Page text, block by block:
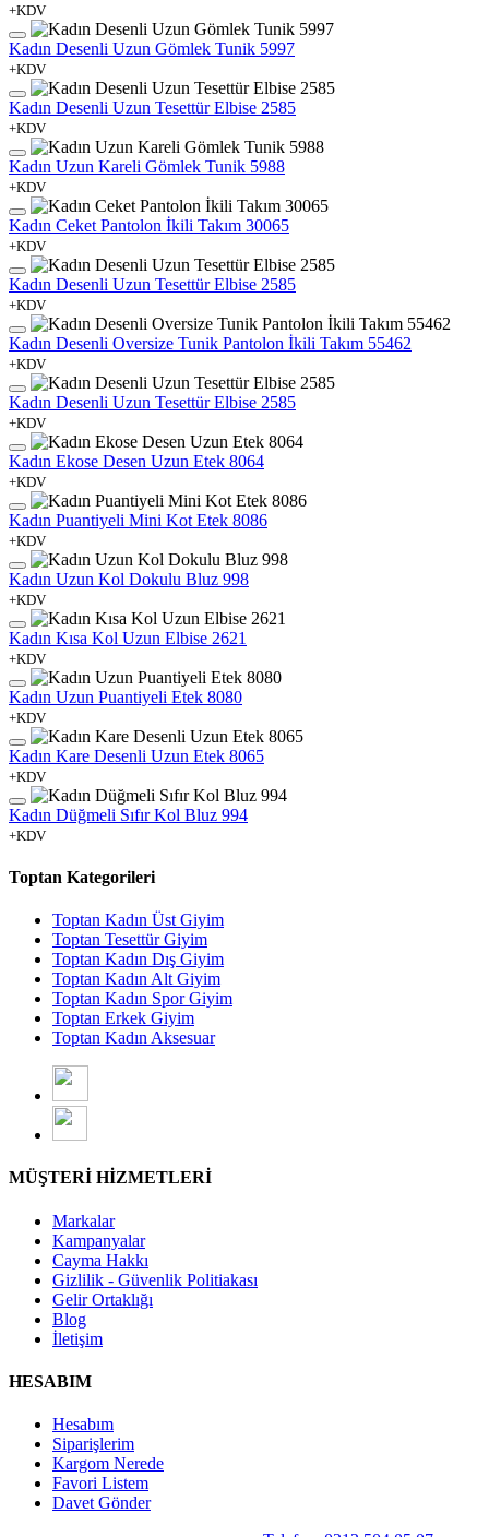
+KDV
Kadın Desenli Uzun Gömlek Tunik 5997
+KDV
Kadın Desenli Uzun Tesettür Elbise 2585
+KDV
Kadın Uzun Kareli Gömlek Tunik 5988
+KDV
Kadın Ceket Pantolon İkili Takım 30065
+KDV
Kadın Desenli Uzun Tesettür Elbise 2585
+KDV
Kadın Desenli Oversize Tunik Pantolon İkili Takım 55462
+KDV
Kadın Desenli Uzun Tesettür Elbise 2585
+KDV
Kadın Ekose Desen Uzun Etek 8064
+KDV
Kadın Puantiyeli Mini Kot Etek 8086
+KDV
Kadın Uzun Kol Dokulu Bluz 998
+KDV
Kadın Kısa Kol Uzun Elbise 2621
+KDV
Kadın Uzun Puantiyeli Etek 8080
+KDV
Kadın Kare Desenli Uzun Etek 8065
+KDV
Kadın Düğmeli Sıfır Kol Bluz 994
+KDV
Toptan Kategorileri
Toptan Kadın Üst Giyim
Toptan Tesettür Giyim
Toptan Kadın Dış Giyim
Toptan Kadın Alt Giyim
Toptan Kadın Spor Giyim
Toptan Erkek Giyim
Toptan Kadın Aksesuar
MÜŞTERİ HİZMETLERİ
Markalar
Kampanyalar
Cayma Hakkı
Gizlilik - Güvenlik Politiakası
Gelir Ortaklığı
Blog
İletişim
HESABIM
Hesabım
Siparişlerim
Kargom Nerede
Favori Listem
Davet Gönder